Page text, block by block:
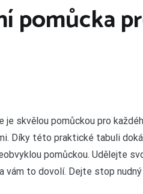
pomůcka
je skvělou pomůckou pro
Díky této praktické tabuli
pomůckou. Udělejte
vám to dovolí. Dejte stop